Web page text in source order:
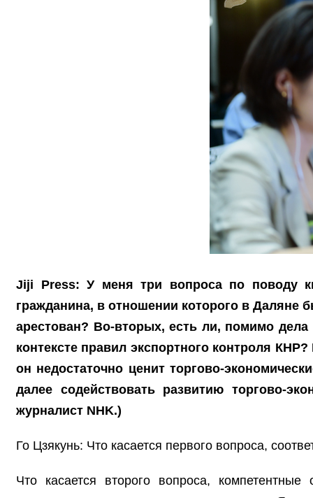
Jiji Press: У меня три вопроса по поводу
гражданина, в отношении которого в
арестован? Во-вторых, есть ли, помимо
контексте правил экспортного контроля
он недостаточно ценит торгово-
далее содействовать развитию торгово-
журналист NHK.)
Го Цзякунь: Что касается первого вопроса,
Что касается второго вопроса,